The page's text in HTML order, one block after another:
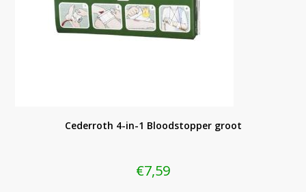
Cederroth 4-in-1 Bloodstopper groot
€7,59